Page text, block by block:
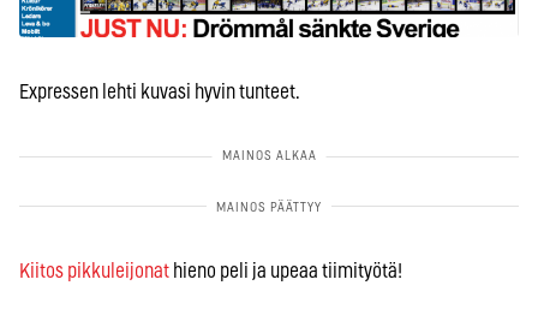
Expressen lehti kuvasi hyvin tunteet.
Kiitos pikkuleijonat hieno peli ja upeaa tiimityötä!